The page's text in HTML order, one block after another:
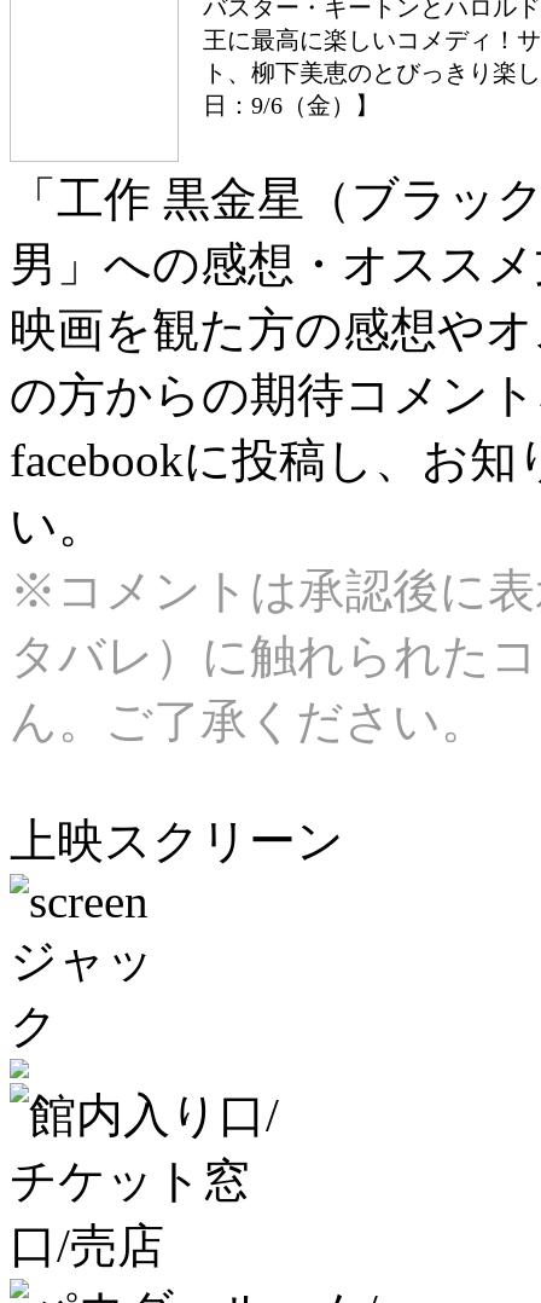
バスター・キートンとハロル
王に最高に楽しいコメディ！
ト、柳下美恵のとびっきり楽
日：9/6（金）】
「工作 黒金星（ブラッ
男」への感想・オスス
映画を観た方の感想や
の方からの期待コメン
facebookに投稿し、お
い。
※コメントは承認後に
タバレ）に触れられた
ん。ご了承ください。
上映スクリーン